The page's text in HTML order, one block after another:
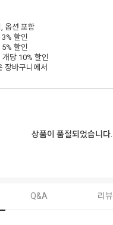
옵션 포함
3% 할인
5% 할인
개당 10% 할인
장바구니에서
상품이 품절되었습니다.
Q&A 리뷰